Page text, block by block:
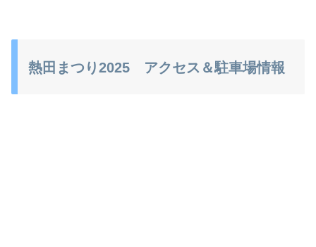
熱田まつり2025 アクセス＆駐車場情報